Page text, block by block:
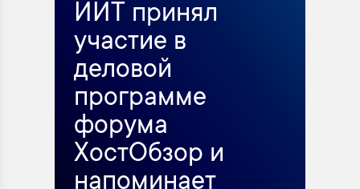
ИИТ принял
участие в
деловой
программе
форума
ХостОбзор и